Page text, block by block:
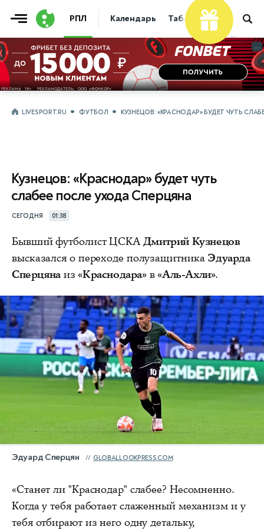
РПЛ Календарь Таблица Прогнозы
...
...
LIVESPORT.RU ФУТБОЛ КУЗНЕЦОВ: «КРАСНОДАР» БУДЕТ ЧУТЬ
Кузнецов: «Краснодар» будет чуть
слабее после ухода Сперцяна
СЕГОДНЯ 01:38
Бывший футболист ЦСКА Дмитрий Кузнецов
высказался о переходе полузащитника Эдуарда
Сперцянаиз«Краснодара»в«Аль-Ахли».
Эдуард Сперцян GLOBALLOOKPRESS.COM
«Станет ли "Краснодар" слабее? Несомненно.
Когда у тебя работает слаженный механизм и у
тебя отбирают из него одну детальку,